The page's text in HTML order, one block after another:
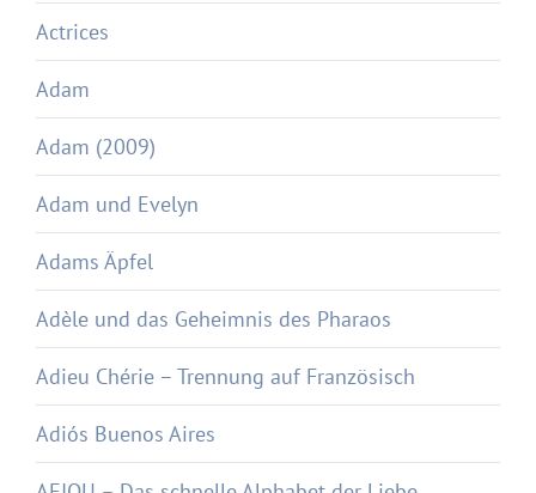
Actrices
Adam
Adam (2009)
Adam und Evelyn
Adams Äpfel
Adèle und das Geheimnis des Pharaos
Adieu Chérie – Trennung auf Französisch
Adiós Buenos Aires